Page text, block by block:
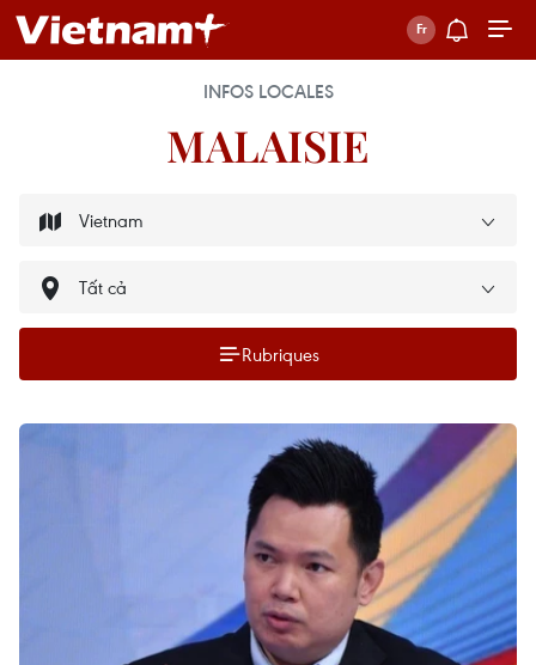
INFOS LOCALES
MALAISIE
Rubriques